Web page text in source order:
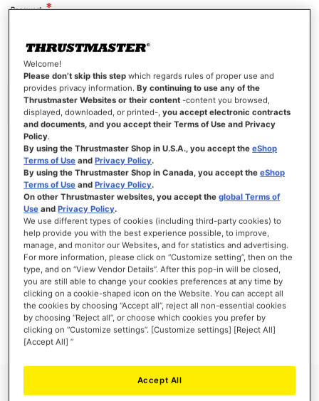
Passwort
Passwort anzeigen
ANMELDEN
Passwort vergessen?
NEUE KUNDEN
Ihre Anmeldung hat viele Vorteile: schnellerer Bestellvorgang, speichern von mehreren
Adressen, Sendungsverfolgung und vieles mehr.
EIN KONTO ERSTELLEN
Welcome!
Please don’t skip this step which regards rules of proper use and
provides privacy information.By continuing to use any of the
Thrustmaster Websites or their content -content you browsed,
displayed, downloaded, or printed-,you accept electronic contracts
and documents, and you accept their Terms of Use and Privacy
Policy.
By using the Thrustmaster Shop in U.S.A., you accept theeShop
Terms of Use andPrivacy Policy.
By using the Thrustmaster Shop in Canada, you accept theeShop
Terms of Use andPrivacy Policy.
On other Thrustmaster websites, you accept theglobal Terms of
Use andPrivacy Policy.
We use different types of cookies (including third-party cookies) to
help provide you with the best experience possible, to improve,
manage, and monitor our Websites, and for statistics and advertising.
For more information, please click on “Customize setting”, then on the
type, and on “View Vendor Details”. After this pop-in will be closed,
you are still able to change your cookies preferences at any time by
clicking on a cookie-shaped icon on the Website. You can accept all
the cookies by choosing “Accept all”, reject all non-essential cookies
by choosing “Reject all”, or choose which cookies you prefer by
clicking on “Customize settings”. [Customize settings] [Reject All]
[Accept All] ”
Accept All